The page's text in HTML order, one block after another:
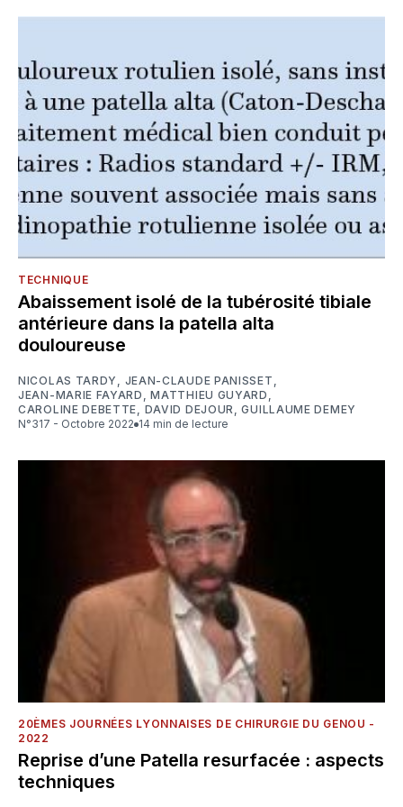
TECHNIQUE
Abaissement isolé de la tubérosité tibiale
antérieure dans la patella alta
douloureuse
NICOLAS TARDY , JEAN-CLAUDE PANISSET ,
JEAN-MARIE FAYARD ,MATTHIEU GUYARD ,
CAROLINE DEBETTE, DAVID DEJOUR,GUILLAUME DEMEY
N°317 - Octobre 2022
14 min de lecture
20ÈMES JOURNÉES LYONNAISES DE CHIRURGIE DU GENOU -
2022
Reprise d’une Patella resurfacée : aspects
techniques